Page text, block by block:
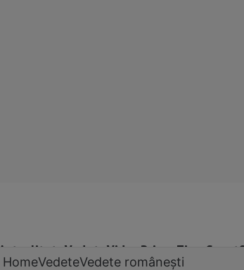
Actualitate Vedete Video Prime Time Sport
HomeVedeteVedete românești